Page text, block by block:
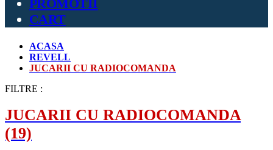
PROMOTII
CART
ACASA
REVELL
JUCARII CU RADIOCOMANDA
FILTRE :
JUCARII CU RADIOCOMANDA
(19)